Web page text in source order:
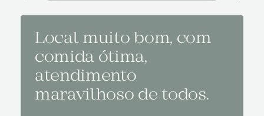
Local muito bom, com
comida ótima,
atendimento
maravilhoso de todos.